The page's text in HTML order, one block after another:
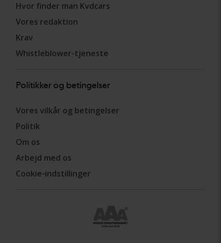
Hvor finder man Kvdcars
Vores redaktion
Krav
Whistleblower-tjeneste
Politikker og betingelser
Vores vilkår og betingelser
Politik
Om os
Arbejd med os
Cookie-indstillinger